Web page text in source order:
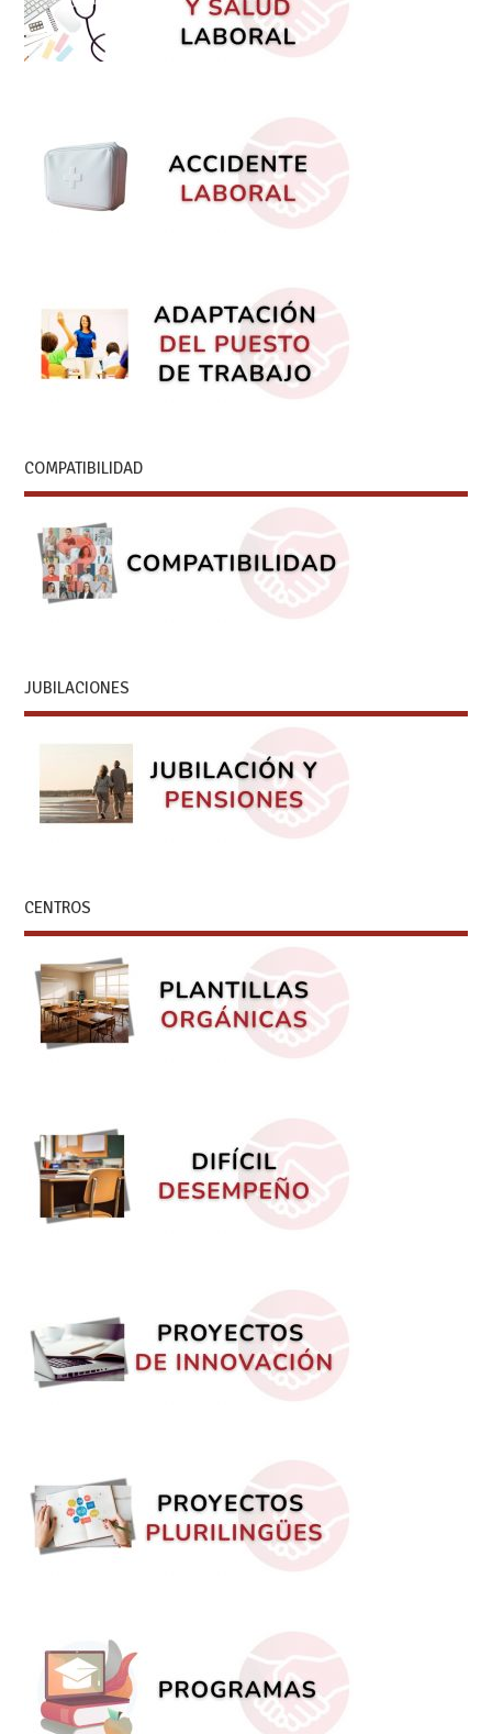
COMPATIBILIDAD
JUBILACIONES
CENTROS